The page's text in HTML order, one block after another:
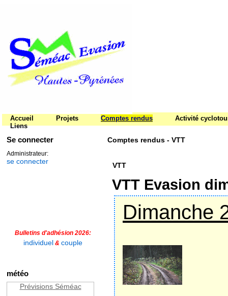
Accueil Projets Comptes rendus
Activité
Liens
Se connecter
Administrateur:
se connecter
Bulletins d'adhésion 2026:
individuel & couple
météo
Prévisions Séméac
Comptes rendus - VTT
VTT
VTT Evasion
Dimanche